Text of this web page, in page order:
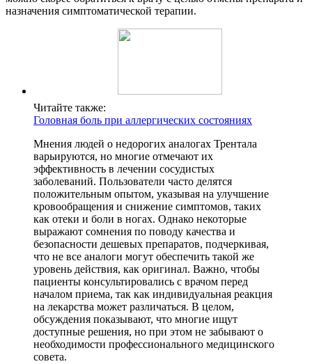
назначения симптоматической терапии.
Читайте также:
Головная боль при аллергических состояниях
Мнения людей о недорогих аналогах Трентала
варьируются, но многие отмечают их
эффективность в лечении сосудистых
заболеваний. Пользователи часто делятся
положительным опытом, указывая на улучшение
кровообращения и снижение симптомов, таких
как отеки и боли в ногах. Однако некоторые
выражают сомнения по поводу качества и
безопасности дешевых препаратов, подчеркивая,
что не все аналоги могут обеспечить такой же
уровень действия, как оригинал. Важно, чтобы
пациенты консультировались с врачом перед
началом приема, так как индивидуальная реакция
на лекарства может различаться. В целом,
обсуждения показывают, что многие ищут
доступные решения, но при этом не забывают о
необходимости профессионального медицинского
совета.